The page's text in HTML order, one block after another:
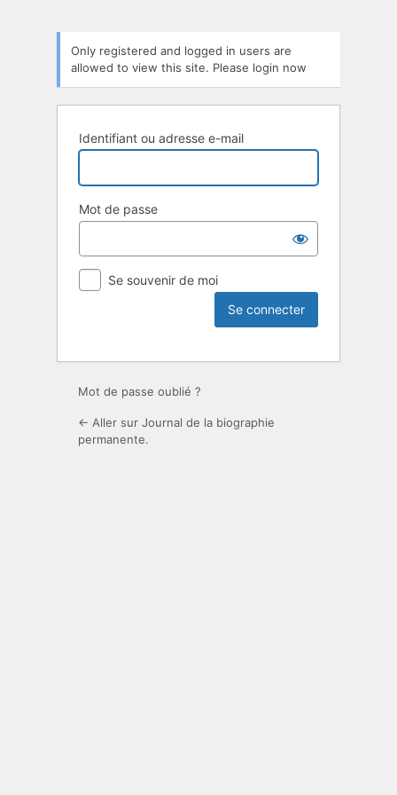
Only registered and logged in users are
allowed to view this site. Please login now
Identifiant ou adresse e-mail
Mot de passe
Se souvenir de moi
Mot de passe oublié ?
← Aller sur Journal de la biographie
permanente.